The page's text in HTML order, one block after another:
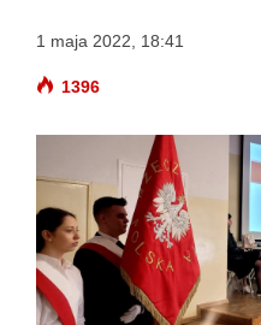
1 maja 2022, 18:41
1396